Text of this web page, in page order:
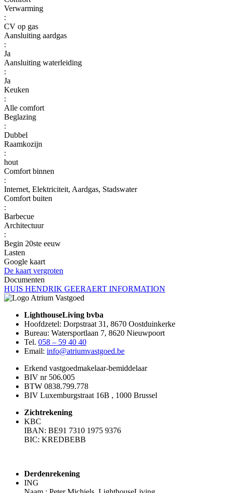
Verwarming
:
CV op gas
Aansluiting aardgas
:
Ja
Aansluiting waterleiding
:
Ja
Keuken
:
Alle comfort
Beglazing
:
Dubbel
Raamkozijn
:
hout
Comfort binnen
:
Internet, Elektriciteit, Aardgas, Stadswater
Comfort buiten
:
Barbecue
Architectuur
:
Begin 20ste eeuw
Lasten
Google kaart
De kaart vergroten
Documenten
HUIS HENDRIK GEERAERT INFORMATION
LighthouseLiving bvba
Hoofdzetel: Dorpstraat 31, 8670 Oostduinkerke
Bureau: Watersportlaan 7, 8620 Nieuwpoort
Tel. 058 – 59 40 40
Email: info@atriumvastgoed.be
Erkend vastgoedmakelaar-bemiddelaar
BIV nr 506.005
BTW 0838.799.778
BIV Luxemburgstraat 16B , 1000 Brussel
Zichtrekening
KBC
IBAN: BE91 7310 1975 9376
BIC: KREDBEBB
Derdenrekening
ING